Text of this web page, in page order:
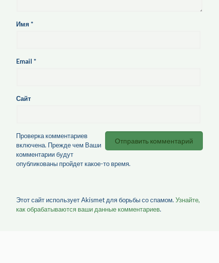
Имя *
Email *
Сайт
Проверка комментариев
включена. Прежде чем Ваши
комментарии будут
опубликованы пройдет какое-то время.
Этот сайт использует Akismet для борьбы со спамом. Узнайте,
как обрабатываются ваши данные комментариев.